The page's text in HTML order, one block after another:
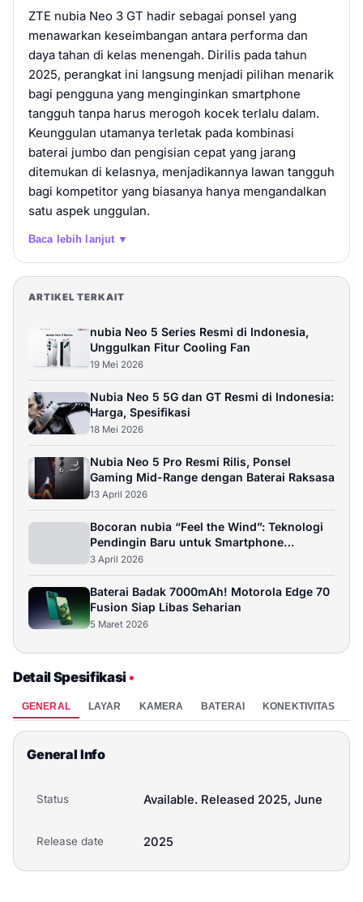
ZTE nubia Neo 3 GT hadir sebagai ponsel yang
menawarkan keseimbangan antara performa dan
daya tahan di kelas menengah. Dirilis pada tahun
2025, perangkat ini langsung menjadi pilihan menarik
bagi pengguna yang menginginkan smartphone
tangguh tanpa harus merogoh kocek terlalu dalam.
Keunggulan utamanya terletak pada kombinasi
baterai jumbo dan pengisian cepat yang jarang
ditemukan di kelasnya, menjadikannya lawan tangguh
bagi kompetitor yang biasanya hanya mengandalkan
satu aspek unggulan.
Baca lebih lanjut ▼
ARTIKEL TERKAIT
nubia Neo 5 Series Resmi di Indonesia,
Unggulkan Fitur Cooling Fan
19 Mei 2026
Nubia Neo 5 5G dan GT Resmi di Indonesia:
Harga, Spesifikasi
18 Mei 2026
Nubia Neo 5 Pro Resmi Rilis, Ponsel
Gaming Mid-Range dengan Baterai Raksasa
13 April 2026
Bocoran nubia “Feel the Wind”: Teknologi
Pendingin Baru untuk Smartphone
Gaming?
3 April 2026
Baterai Badak 7000mAh! Motorola Edge 70
Fusion Siap Libas Seharian
5 Maret 2026
Detail Spesifikasi•
GENERAL LAYAR KAMERA BATERAI KONEKTIVITAS
General Info
Status Available. Released 2025, June
Release date 2025